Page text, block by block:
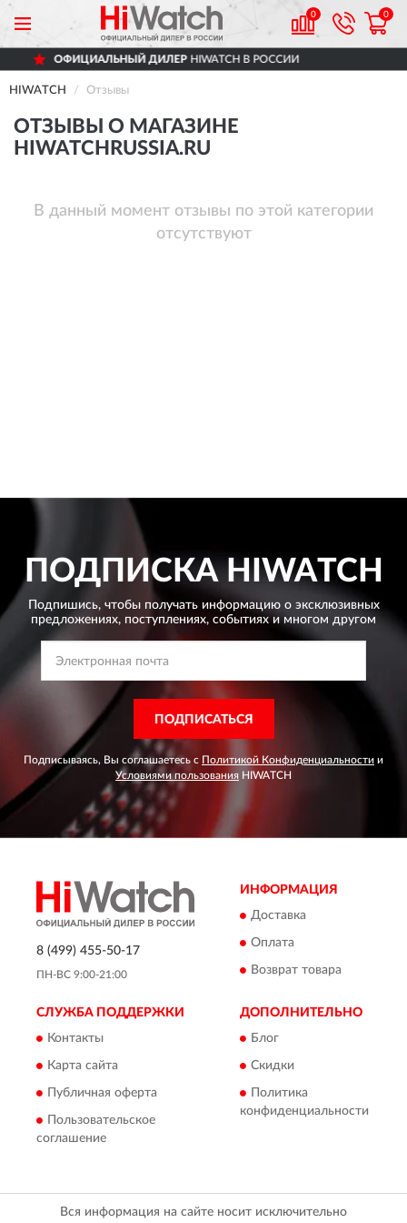
0 0
ОФИЦИАЛЬНЫЙ ДИЛЕРHIWATCH В РОССИИ
HIWATCH Отзывы
ОТЗЫВЫ О МАГАЗИНЕ
HIWATCHRUSSIA.RU
В данный момент отзывы по этой категории
отсутствуют
ПОДПИСКАHIWATCH
Подпишись, чтобы получать информацию о эксклюзивных
предложениях, поступлениях, событиях и многом другом
ПОДПИСАТЬСЯ
Подписываясь, Вы соглашаетесь с Политикой Конфиденциальности и
Условиями пользования HIWATCH
8 (499) 455-50-17
ПН-ВС 9:00-21:00
ИНФОРМАЦИЯ
Доставка
Оплата
Возврат товара
СЛУЖБА ПОДДЕРЖКИ
Контакты
Карта сайта
Публичная оферта
Пользовательское
соглашение
ДОПОЛНИТЕЛЬНО
Блог
Скидки
Политика
конфиденциальности
Вся информация на сайте носит исключительно